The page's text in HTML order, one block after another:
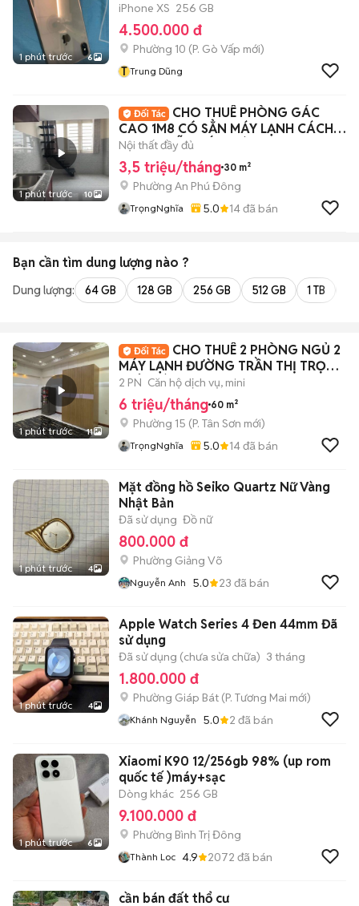
1 phút trước 6
iPhone XS 256 GB
4.500.000 đ
Phường 10 (P. Gò Vấp mới)
T Trung Dũng
1 phút trước 10
CHO THUÊ PHÒNG GÁC
CAO 1M8 CÓ SẲN MÁY LẠNH CÁCH
ĐH NGUYỄN TẤT THÀNH 5P
Nội thất đầy đủ
3,5 triệu/tháng 30 m²
Phường An Phú Đông
TrọngNghĩa 5.0 14đã bán
Bạn cần tìm dung lượng nào ?
Dung lượng: 64 GB 128 GB 256 GB 512 GB 1 TB
1 phút trước 11
CHO THUÊ 2 PHÒNG NGỦ 2
MÁY LẠNH ĐƯỜNG TRẦN THỊ TRỌNG
- TÂN BÌNH
2 PN Căn hộ dịch vụ, mini
6 triệu/tháng 60 m²
Phường 15 (P. Tân Sơn mới)
TrọngNghĩa 5.0 14đã bán
1 phút trước 4
Mặt đồng hồ Seiko Quartz Nữ Vàng
Nhật Bản
Đã sử dụng Đồ nữ
800.000 đ
Phường Giảng Võ
Nguyễn Anh 5.0 23 đã bán
1 phút trước 4
Apple Watch Series 4 Đen 44mm Đã
sử dụng
Đã sử dụng (chưa sửa chữa) 3 tháng
1.800.000 đ
Phường Giáp Bát (P. Tương Mai mới)
Khánh Nguyễn 5.0 2 đã bán
1 phút trước 6
Xiaomi K90 12/256gb 98% (up rom
quốc tế )máy+sạc
Dòng khác 256 GB
9.100.000 đ
Phường Bình Trị Đông
Thành Loc 4.9 2072 đã bán
cần bán đất thổ cư